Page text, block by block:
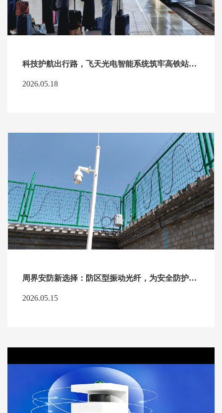
科技护航出行路，飞天光电智能系统筑牢高铁站台安全防线
2026.05.18
周界安防新选择：防区型振动光纤，为安全防护添保障
2026.05.15